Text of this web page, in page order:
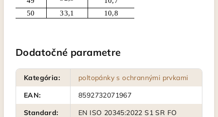
50
33,1 10,8
Dodatočné parametre
Kategória:
poltopánky s ochrannými prvkami
EAN:
8592732071967
Standard: EN ISO 20345:2022 S1 SR FO